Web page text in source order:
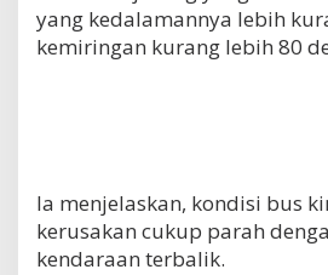
yang kedalamannya lebih
kemiringan kurang lebih 80
Ia menjelaskan, kondisi bus
kerusakan cukup parah
kendaraan terbalik.